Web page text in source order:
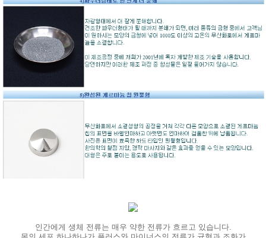
인간에게 생체 전류는 매우 약한 전류가 흐르고 있습니다.